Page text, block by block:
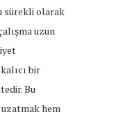
sürekli olarak
uzun
bir
Bu
hem